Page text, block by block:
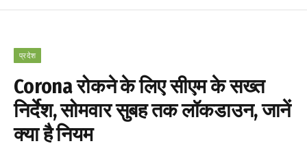
प्रदेश
Corona रोकने के लिए सीएम के सख्त
निर्देश, सोमवार सुबह तक लॉकडाउन, जानें
क्या है नियम